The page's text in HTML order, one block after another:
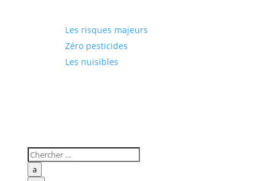
Les risques majeurs
Zéro pesticides
Les nuisibles
a